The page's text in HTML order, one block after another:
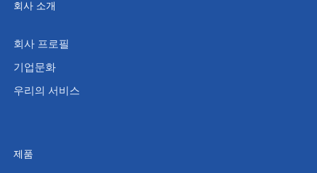
회사 소개
회사 프로필
기업문화
우리의 서비스
제품